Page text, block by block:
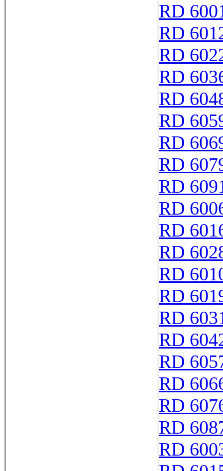
RD
RD
RD
RD
RD
RD
RD
RD
RD
RD
RD
RD
RD
RD
RD
RD
RD
RD
RD
RD
RD